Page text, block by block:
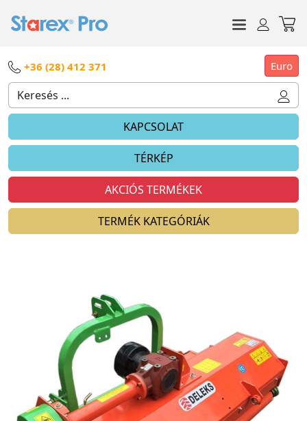
+36 (28) 412 371 Euro
KAPCSOLAT
TÉRKÉP
AKCIÓS TERMÉKEK
TERMÉK KATEGÓRIÁK